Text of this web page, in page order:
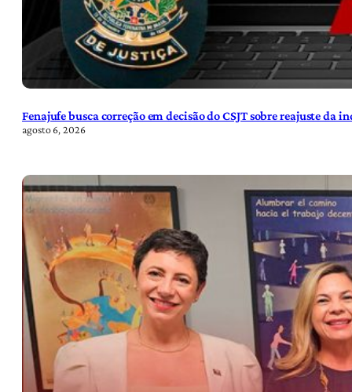
Fenajufe busca correção em decisão do CSJT sobre reajuste da
agosto 6, 2026